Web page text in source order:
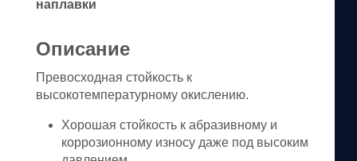
наплавки
Описание
Превосходная стойкость к
высокотемпературному окислению.
Хорошая стойкость к абразивному и
коррозионному износу даже под высоким